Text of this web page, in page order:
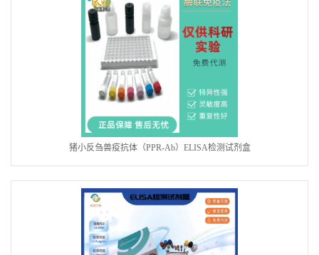
猪小反刍兽疫抗体（PPR-Ab）ELISA检测试剂盒